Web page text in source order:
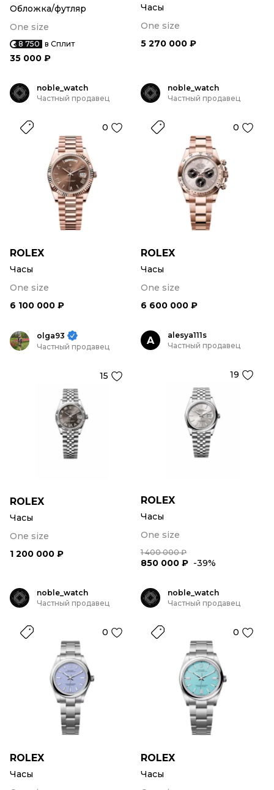
Обложка/футляр
One size
8 750 в Сплит
35 000 ₽
Часы
One size
5 270 000 ₽
noble_watch
Частный продавец
0
ROLEX
Часы
One size
6 100 000 ₽
noble_watch
Частный продавец
0
ROLEX
Часы
One size
6 600 000 ₽
olga93
Частный продавец
15
ROLEX
Часы
One size
1 200 000 ₽
A
alesya111s
Частный продавец
19
ROLEX
Часы
One size
1 400 000 ₽
850 000 ₽ -39%
noble_watch
Частный продавец
0
ROLEX
Часы
noble_watch
Частный продавец
0
ROLEX
Часы